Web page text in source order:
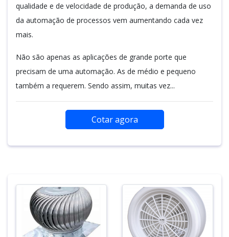
qualidade e de velocidade de produção, a demanda de uso
da automação de processos vem aumentando cada vez
mais.
Não são apenas as aplicações de grande porte que
precisam de uma automação. As de médio e pequeno
também a requerem. Sendo assim, muitas vez...
Cotar agora